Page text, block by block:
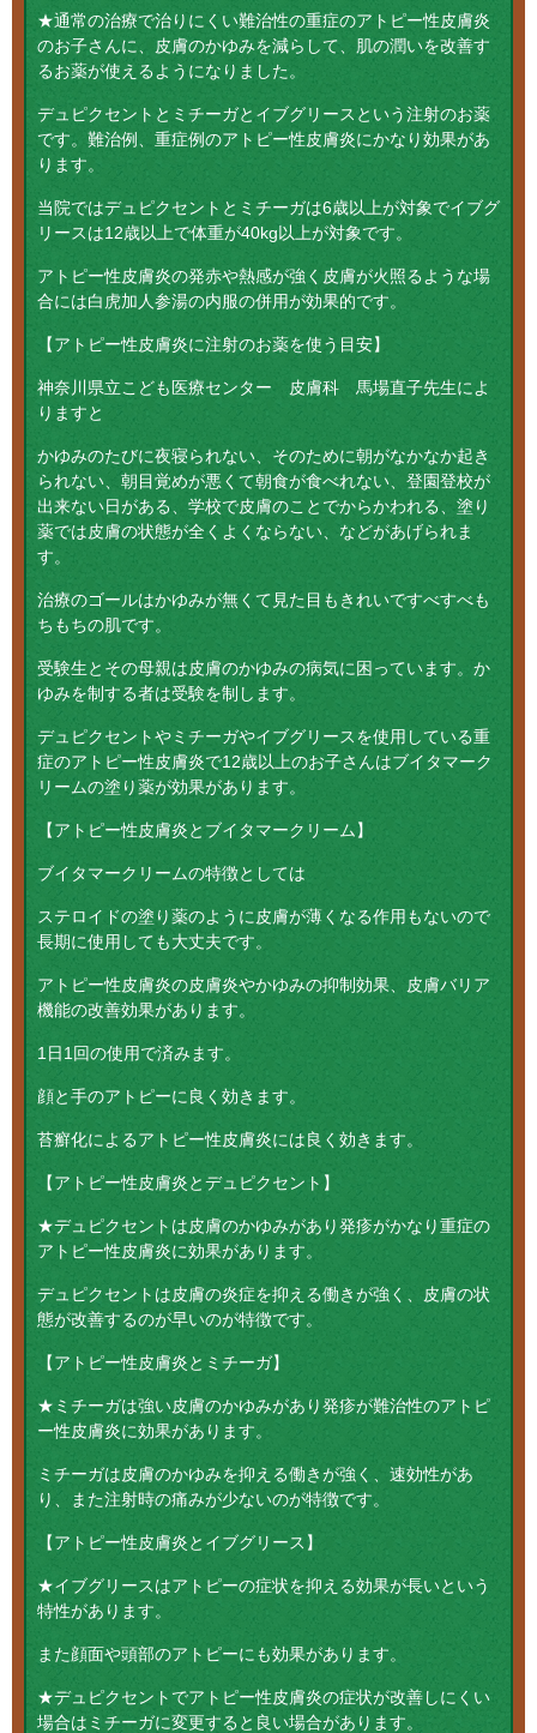
★通常の治療で治りにくい難治性の重症のアトピー性皮膚炎
のお子さんに、皮膚のかゆみを減らして、肌の潤いを改善す
るお薬が使えるようになりました。
デュピクセントとミチーガとイブグリースという注射のお薬
です。難治例、重症例のアトピー性皮膚炎にかなり効果があ
ります。
当院ではデュピクセントとミチーガは6歳以上が対象でイブグ
リースは12歳以上で体重が40kg以上が対象です。
アトピー性皮膚炎の発赤や熱感が強く皮膚が火照るような場
合には白虎加人参湯の内服の併用が効果的です。
【アトピー性皮膚炎に注射のお薬を使う目安】
神奈川県立こども医療センター 皮膚科 馬場直子先生によ
りますと
かゆみのたびに夜寝られない、そのために朝がなかなか起き
られない、朝目覚めが悪くて朝食が食べれない、登園登校が
出来ない日がある、学校で皮膚のことでからかわれる、塗り
薬では皮膚の状態が全くよくならない、などがあげられま
す。
治療のゴールはかゆみが無くて見た目もきれいですべすべも
ちもちの肌です。
受験生とその母親は皮膚のかゆみの病気に困っています。か
ゆみを制する者は受験を制します。
デュピクセントやミチーガやイブグリースを使用している重
症のアトピー性皮膚炎で12歳以上のお子さんはブイタマーク
リームの塗り薬が効果があります。
【アトピー性皮膚炎とブイタマークリーム】
ブイタマークリームの特徴としては
ステロイドの塗り薬のように皮膚が薄くなる作用もないので
長期に使用しても大丈夫です。
アトピー性皮膚炎の皮膚炎やかゆみの抑制効果、皮膚バリア
機能の改善効果があります。
1日1回の使用で済みます。
顔と手のアトピーに良く効きます。
苔癬化によるアトピー性皮膚炎には良く効きます。
【アトピー性皮膚炎とデュピクセント】
★デュピクセントは皮膚のかゆみがあり発疹がかなり重症の
アトピー性皮膚炎に効果があります。
デュピクセントは皮膚の炎症を抑える働きが強く、皮膚の状
態が改善するのが早いのが特徴です。
【アトピー性皮膚炎とミチーガ】
★ミチーガは強い皮膚のかゆみがあり発疹が難治性のアトピ
ー性皮膚炎に効果があります。
ミチーガは皮膚のかゆみを抑える働きが強く、速効性があ
り、また注射時の痛みが少ないのが特徴です。
【アトピー性皮膚炎とイブグリース】
★イブグリースはアトピーの症状を抑える効果が長いという
特性があります。
また顔面や頭部のアトピーにも効果があります。
★デュピクセントでアトピー性皮膚炎の症状が改善しにくい
場合はミチーガに変更すると良い場合があります。